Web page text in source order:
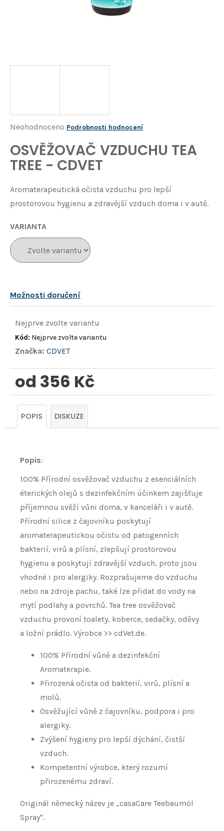
Průměrné
hodnocení
produktu
je
5
hvězdiček.
Neohodnoceno Podrobnosti hodnocení
OSVĚŽOVAČ VZDUCHU TEA
TREE - CDVET
Aromaterapeutická očista vzduchu pro lepší
prostorovou hygienu a zdravější vzduch doma i v autě.
VARIANTA
Možnosti doručení
Nejprve zvolte variantu
Kód: Nejprve zvolte variantu
Značka: CDVET
od 356 Kč
Měrná
POPIS DISKUZE
Popis:
100% Přírodní osvěžovač vzduchu z esenciálních
éterických olejů s dezinfekčním účinkem zajišťuje
příjemnou svěží vůni doma, v kanceláři i v autě.
Přírodní silice z čajovníku poskytují
aromaterapeutickou očistu od patogenních
bakterií, virů a plísní, zlepšují prostorovou
hygienu a poskytují zdravější vzduch, proto jsou
vhodné i pro alergiky. Rozprašujeme do vzduchu
nebo na zdroje pachu, také lze přidat do vody na
mytí podlahy a povrchů. Tea tree osvěžovač
vzduchu provoní toalety, koberce, sedačky, oděvy
a ložní prádlo. Výrobce >> cdVet.de.
100% Přírodní vůně a dezinfekční
Aromaterapie.
Přirozená očista od bakterií, virů, plísní a
molů.
Osvěžující vůně z čajovníku, podpora i pro
alergiky.
Zvýšení hygieny pro lepší dýchání, čistší
vzduch.
Kompetentní výrobce, který rozumí
přirozenému zdraví.
Originál německý název je „casaCare Teebaumöl
Spray".
p
o
u
č
u
e
m